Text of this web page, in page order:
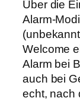
Über die
Alarm-
Welcome
Alarm bei
auch bei
echt, nach